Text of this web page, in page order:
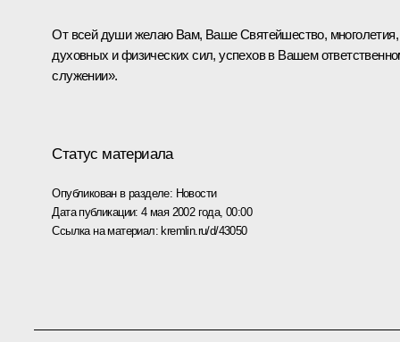
От всей души желаю Вам, Ваше Святейшество, многолетия,
духовных и физических сил, успехов в Вашем
служении».
Статус материала
Опубликован в разделе: Новости
Дата публикации:4 мая 2002 года, 00:00
Ссылка на материал:kremlin.ru/d/43050